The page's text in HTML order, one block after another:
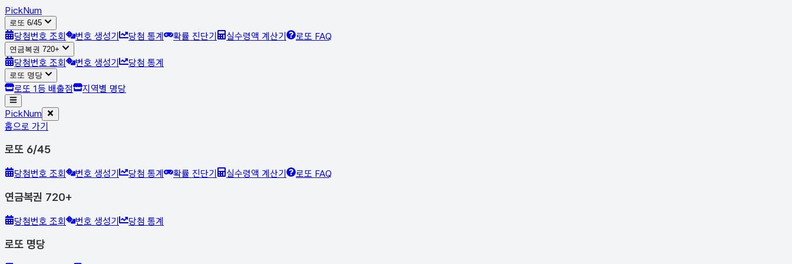
PickNum
로또 6/45
당첨번호 조회 번호 생성기 당첨 통계 확률 진단기 실수령액 계산기 로또 FAQ
연금복권 720+
당첨번호 조회 번호 생성기 당첨 통계
로또 명당
로또 1등 배출점 지역별 명당
PickNum
홈으로 가기
로또 6/45
당첨번호 조회 번호 생성기 당첨 통계 확률 진단기 실수령액 계산기 로또 FAQ
연금복권 720+
당첨번호 조회 번호 생성기 당첨 통계
로또 명당